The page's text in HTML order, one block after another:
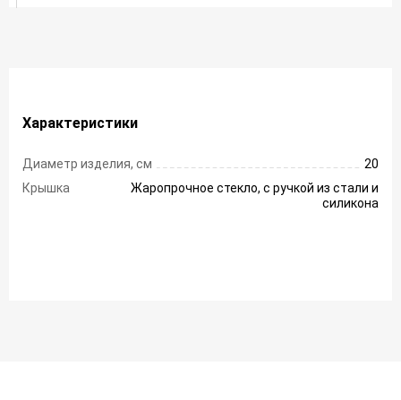
Характеристики
Диаметр изделия, см
20
Крышка
Жаропрочное стекло, с ручкой из стали и
силикона